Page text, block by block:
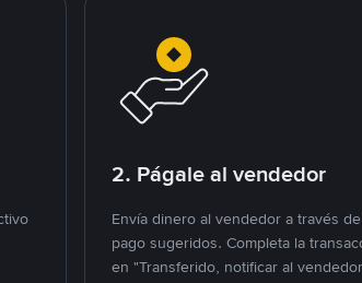
2. Págale al vendedor
Envía dinero al vendedor a través
pago sugeridos. Completa la
en "Transferido, notificar al